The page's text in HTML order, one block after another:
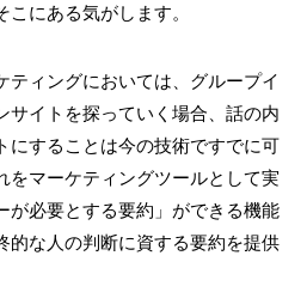
にある気がします。
ティングにおいては、グループイ
サイトを探っていく場合、話の内
にすることは今の技術ですでに可
をマーケティングツールとして実
が必要とする要約」ができる機能
的な人の判断に資する要約を提供